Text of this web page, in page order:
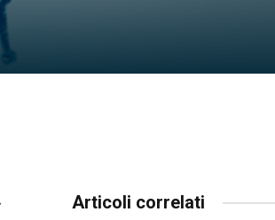
Articoli correlati